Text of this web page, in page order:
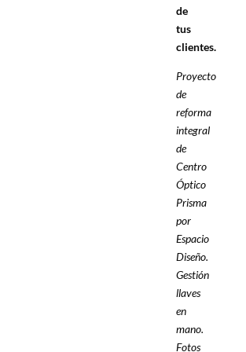
de
tus
clientes.
Proyecto
de
reforma
integral
de
Centro
Óptico
Prisma
por
Espacio
Diseño.
Gestión
llaves
en
mano.
Fotos